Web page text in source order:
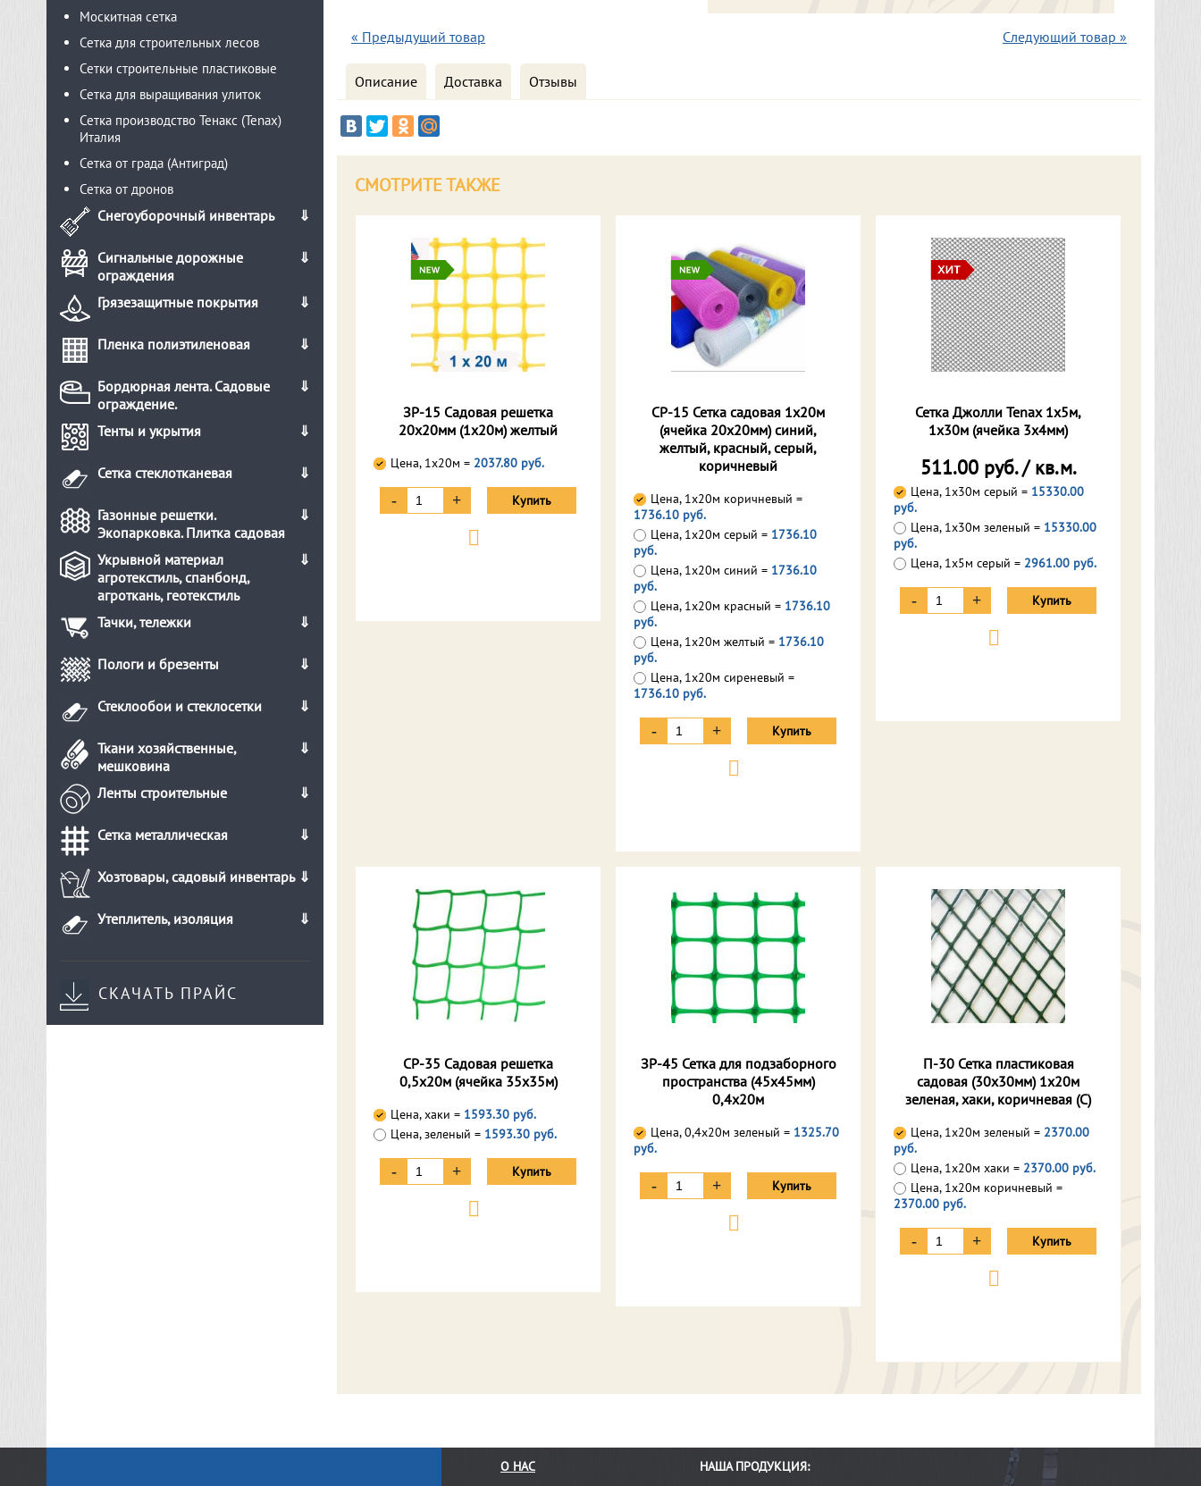
Москитная сетка
Сетка для строительных лесов
Сетки строительные пластиковые
Сетка для выращивания улиток
Сетка производство Тенакс (Tenax)
Италия
Сетка от града (Антиград)
Сетка от дронов
Снегоуборочный инвентарь
Сигнальные дорожные
ограждения
Грязезащитные покрытия
Пленка полиэтиленовая
Бордюрная лента. Садовые
ограждение.
Тенты и укрытия
Сетка стеклотканевая
Газонные решетки.
Экопарковка. Плитка садовая
Укрывной материал
агротекстиль, спанбонд,
агроткань, геотекстиль
Тачки, тележки
Пологи и брезенты
Стеклообои и стеклосетки
Ткани хозяйственные,
мешковина
Ленты строительные
Сетка металлическая
Хозтовары, садовый инвентарь
Утеплитель, изоляция
СКАЧАТЬ ПРАЙС
« Предыдущий товар Следующий товар »
Описание Доставка Отзывы
СМОТРИТЕ ТАКЖЕ
ЗР-15 Садовая решетка
20х20мм (1х20м) желтый
Цена, 1х20м = 2037.80 руб.
- + Купить
СР-15 Сетка садовая 1х20м
(ячейка 20х20мм) синий,
желтый, красный, серый,
коричневый
Цена, 1х20м коричневый =
1736.10 руб.
Цена, 1х20м серый = 1736.10
руб.
Цена, 1х20м синий = 1736.10
руб.
Цена, 1х20м красный = 1736.10
руб.
Цена, 1х20м желтый = 1736.10
руб.
Цена, 1х20м сиреневый =
1736.10 руб.
- + Купить
Сетка Джолли Tenax 1х5м,
1х30м (ячейка 3х4мм)
511.00 руб. / кв.м.
Цена, 1х30м серый = 15330.00
руб.
Цена, 1х30м зеленый = 15330.00
руб.
Цена, 1х5м серый = 2961.00 руб.
- + Купить
СР-35 Садовая решетка
0,5х20м (ячейка 35х35м)
Цена, хаки = 1593.30 руб.
Цена, зеленый = 1593.30 руб.
- + Купить
ЗР-45 Сетка для подзаборного
пространства (45х45мм)
0,4х20м
Цена, 0,4х20м зеленый = 1325.70
руб.
- + Купить
П-30 Сетка пластиковая
садовая (30х30мм) 1х20м
зеленая, хаки, коричневая (С)
Цена, 1х20м зеленый = 2370.00
руб.
Цена, 1х20м хаки = 2370.00 руб.
Цена, 1х20м коричневый =
2370.00 руб.
- + Купить
О НАС
НАША ПРОДУКЦИЯ: